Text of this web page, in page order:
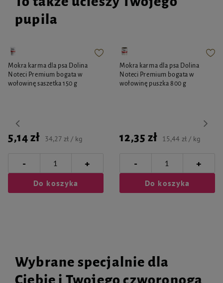
pupila
Mokra karma dla psa Dolina
Noteci Premium bogata w
wołowinę saszetka 150 g
5,14 zł 34,27 zł / kg
- +
Do koszyka
Mokra karma dla psa Dolina
Noteci Premium bogata w
wołowinę puszka 800 g
12,35 zł 15,44 zł / kg
- +
Do koszyka
Wybrane specjalnie dla
Ciebie i Twojego czworonoga